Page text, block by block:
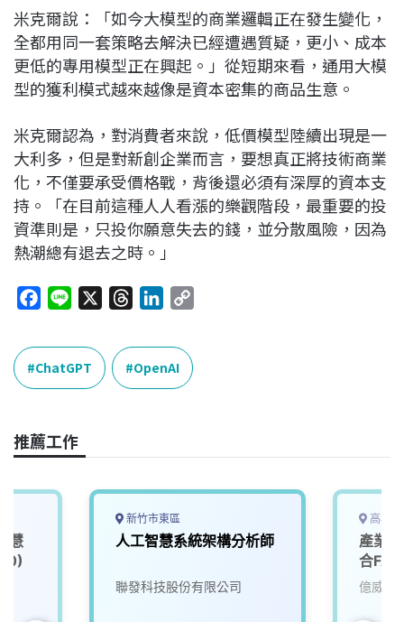
米克爾說：「如今大模型的商業邏輯正在發生變化，
全都用同一套策略去解決已經遭遇質疑，更小、成本
更低的專用模型正在興起。」從短期來看，通用大模
型的獲利模式越來越像是資本密集的商品生意。
米克爾認為，對消費者來說，低價模型陸續出現是一
大利多，但是對新創企業而言，要想真正將技術商業
化，不僅要承受價格戰，背後還必須有深厚的資本支
持。「在目前這種人人看漲的樂觀階段，最重要的投
資準則是，只投你願意失去的錢，並分散風險，因為
熱潮總有退去之時。」
c
e
b
o
k
n
e
r
e
a
n
k
e
n
k
ChatGPT OpenAI
推薦工作
慧
新竹市東區
人工智慧系統架構分析師
聯發科技股份有限公司
高雄
產業
合
億威電